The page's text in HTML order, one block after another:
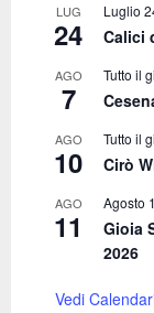
LUG
24
Luglio
Calici
AGO
7
Tutto il
AGO
10
Tutto il
Cirò
AGO
11
Agosto
Gioia
2026
Vedi